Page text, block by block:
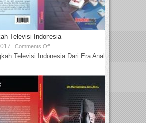
Televisi Indonesia
Comments Off
Televisi Indonesia Dari Era Analog